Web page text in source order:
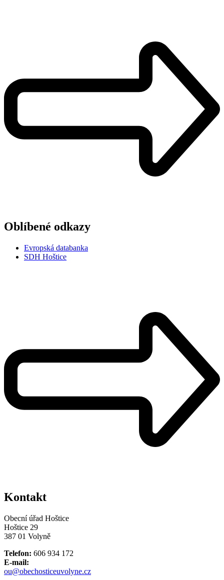
Oblíbené odkazy
Evropská databanka
SDH Hoštice
Kontakt
Obecní úřad Hoštice
Hoštice 29
387 01 Volyně
Telefon: 606 934 172
E-mail:
ou@obechosticeuvolyne.cz